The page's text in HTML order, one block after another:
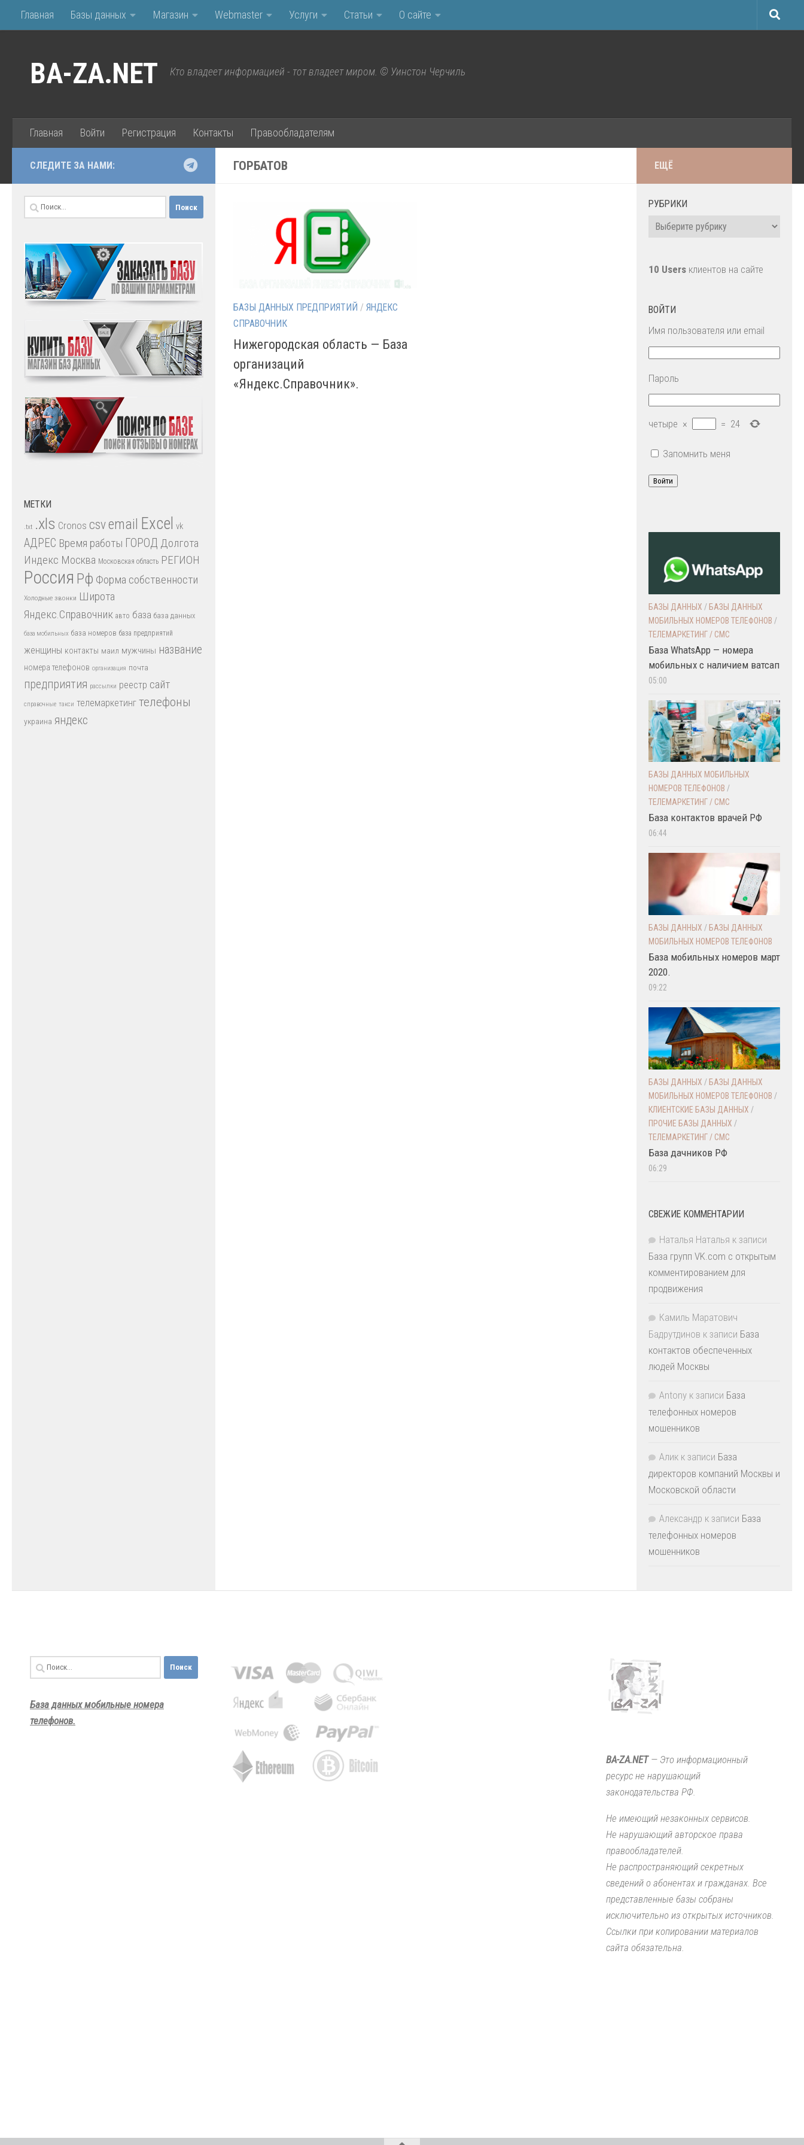
Перейти к содержимому
Главная Базы данных Магазин Webmaster Услуги Статьи О сайте
BA-ZA.NET Кто владеет информацией - тот владеет миром. © Уинстон Черчиль
Главная Войти Регистрация Контакты Правообладателям
ГОРБАТОВ
БАЗЫ ДАННЫХ ПРЕДПРИЯТИЙ / ЯНДЕКС
СПРАВОЧНИК
Нижегородская область — База
организаций
«Яндекс.Справочник».
СЛЕДИТЕ ЗА НАМИ:
Найти:
МЕТКИ
.txt .xls Cronos csvemail Excel vk
АДРЕС Время работы ГОРОД Долгота
Индекс Москва Московская область РЕГИОН
Россия Рф Форма собственности
Холодные звонки Широта
Яндекс.Справочник авто база база данных
база мобильных база номеров база предприятий
женщины контакты маил мужчины название
номера телефонов организация почта
предприятия рассылки реестр сайт
справочные такси телемаркетинг телефоны
украина яндекс
ЕЩЁ
РУБРИКИ
Рубрики
10 Users клиентов на сайте
ВОЙТИ
Имя пользователя или email
Пароль
четыре × = 24
Запомнить меня
Войти
БАЗЫ ДАННЫХ / БАЗЫ ДАННЫХ
МОБИЛЬНЫХ НОМЕРОВ ТЕЛЕФОНОВ /
ТЕЛЕМАРКЕТИНГ / СМС
База WhatsApp — номера
мобильных с наличием ватсап
05:00
БАЗЫ ДАННЫХ МОБИЛЬНЫХ
НОМЕРОВ ТЕЛЕФОНОВ /
ТЕЛЕМАРКЕТИНГ / СМС
База контактов врачей РФ
06:44
БАЗЫ ДАННЫХ / БАЗЫ ДАННЫХ
МОБИЛЬНЫХ НОМЕРОВ ТЕЛЕФОНОВ
База мобильных номеров март
2020.
09:22
БАЗЫ ДАННЫХ / БАЗЫ ДАННЫХ
МОБИЛЬНЫХ НОМЕРОВ ТЕЛЕФОНОВ /
КЛИЕНТСКИЕ БАЗЫ ДАННЫХ /
ПРОЧИЕ БАЗЫ ДАННЫХ /
ТЕЛЕМАРКЕТИНГ / СМС
База дачников РФ
06:29
СВЕЖИЕ КОММЕНТАРИИ
Наталья Наталья к записи
База групп VK.com с открытым
комментированием для
продвижения
Камиль Маратович
Бадрутдинов к записи База
контактов обеспеченных
людей Москвы
Antony к записи База
телефонных номеров
мошенников
Алик к записи База
директоров компаний Москвы и
Московской области
Александр к записи База
телефонных номеров
мошенников
Найти:
База данных мобильные номера
телефонов.
BA-ZA.NET— Это информационный
ресурс не нарушающий
законодательства РФ.
Не имеющий незаконных сервисов.
Не нарушающий авторское права
правообладателей.
Не распространяющий секретных
сведений о абонентах и гражданах. Все
представленные базы собраны
исключительно из открытых источников.
Ссылки при копировании материалов
сайта обязательна.